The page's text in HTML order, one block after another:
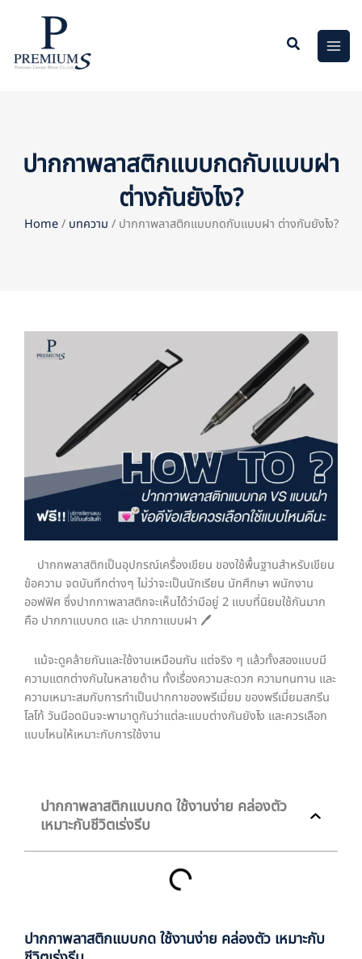
ปากกาพลาสติกแบบกดกับแบบฝา
ต่างกันยังไง?
Home/ บทความ / ปากกาพลาสติกแบบกดกับแบบฝา ต่างกันยังไง?
ปากกพลาสติกเป็นอุปกรณ์เครื่องเขียน ของใช้พื้นฐานสำหรับเขียน
ข้อความ จดบันทึกต่างๆ ไม่ว่าจะเป็นนักเรียน นักศึกษา พนักงาน
ออฟฟิศ ซึ่งปากกาพลาสติกจะเห็นได้ว่ามีอยู่ 2 แบบที่นิยมใช้กันมาก
คือ ปากกาแบบกด และ ปากกาแบบฝา 🖊️
แม้จะดูคล้ายกันและใช้งานเหมือนกัน แต่จริง ๆ แล้วทั้งสองแบบมี
ความแตกต่างกันในหลายด้าน ทั้งเรื่องความสะดวก ความทนทาน และ
ความเหมาะสมกับการทำเป็นปากกาของพรีเมี่ยม ของพรีเมี่ยมสกรีน
โลโก้ วันนีอดมินจะพามาดูกันว่าแต่ละแบบต่างกันยังไง และควรเลือก
แบบไหนให้เหมาะกับการใช้งาน
ปากกาพลาสติกแบบกด ใช้งานง่าย คล่องตัว
เหมาะกับชีวิตเร่งรีบ
ปากกาพลาสติกแบบกด ใช้งานง่าย คล่องตัว เหมาะกับ